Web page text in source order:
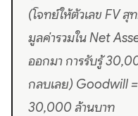
(โจทย์ให้ตัวเลข FV
มูลค่ารวมใน Net
ออกมา การรับรู้
กลบเลย) Goodwill
30,000 ล้านบาท